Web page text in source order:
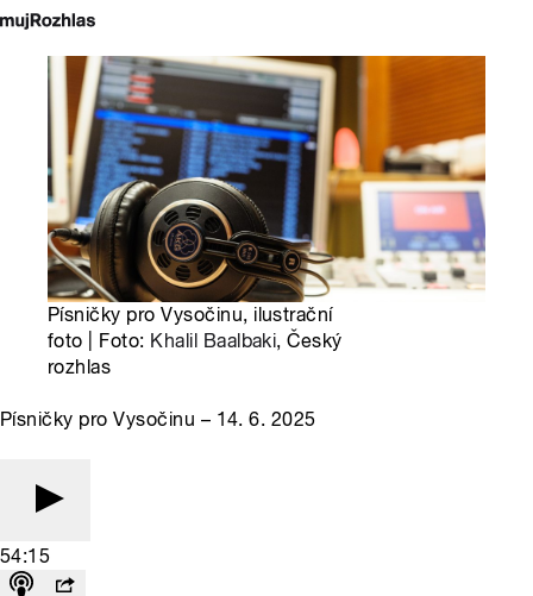
Písničky pro Vysočinu, ilustrační
foto | Foto: Khalil Baalbaki, Český
rozhlas
Písničky pro Vysočinu – 14. 6. 2025
54:15